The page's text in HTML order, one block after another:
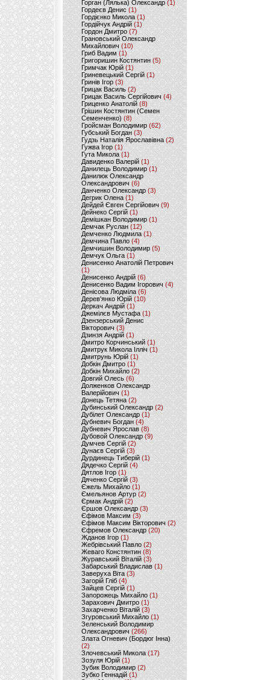
Горган (Лялька) Олександр(1)
Гордеєв Денис (1)
Гордієнко Микола (1)
Гордійчук Андрій (1)
Гордон Дмитро (7)
Грановський Олександр
Михайлович (10)
Гриб Вадим (1)
Григоришин Костянтин (5)
Гримчак Юрій(1)
Гриневецький Сергій(1)
Гринів Ігор (3)
Грицак Василь (2)
Грицак Василь Сергійович (4)
Гриценко Анатолій (8)
Грішин Костянтин (Семен
Семенченко)(8)
Гройсман Володимир(62)
Губський Богдан (3)
Гудзь Наталія Ярославівна(2)
Гужва Ігор (1)
Гута Микола (1)
Давиденко Валерій (1)
Данилець Володимир(1)
Данилюк Олександр
Олександрович (6)
Данченко Олександр (3)
Дегрик Олена(1)
Дейдей Євген Сергійович(9)
Дейнеко Сергій (1)
Демішкан Володимир(1)
Демчак Руслан (12)
Демченко Людмила (1)
Демчина Павло (4)
Демчишин Володимир (5)
Демчук Ольга(1)
Денисенко Анатолій Петрович
(1)
Денисенко Андрій (6)
Денисенко Вадим Ігорович (4)
Денісова Людміла(6)
Дерев'янко Юрій(10)
Деркач Андрій(1)
Джемілєв Мустафа (1)
Дзензерський Денис
Вікторович (3)
Дзинзя Андрій (1)
Дмитро Корчинський (1)
Дмитрук Микола Ілліч (1)
Дмитрунь Юрій (1)
Добкін Дмитро(1)
Добкін Михайло (2)
Довгий Олесь (6)
Долженков Олександр
Валерійович (1)
Донець Тетяна (2)
Дубинський Олександр(2)
Дубілет Олександр (1)
Дубневич Богдан (4)
Дубневич Ярослав (8)
Дубовой Олександр(9)
Думчев Сергій (2)
Дунаєв Сергій(3)
Дурдинець Тиберій (1)
Дядечко Сергій (4)
Дятлов Ігор (1)
Дяченко Сергій (3)
Єжель Михайло (1)
Ємельянов Артур (2)
Єрмак Андрій (2)
Єршов Олександр (3)
Єфімов Максим (3)
Єфімов Максим Вікторович (2)
Єфремов Олександр (20)
Жданов Ігор (1)
Жебрівський Павло (2)
Жеваго Констянтин (8)
Журавський Віталій (3)
Забарський Владислав (1)
Заверуха Віта (3)
Загорій Гліб (4)
Зайцев Сергій(1)
Запорожець Михайло (1)
Зарахович Дмитро (1)
Захарченко Віталій (3)
Згуровський Михайло (1)
Зеленський Володимир
Олександрович (266)
Злата Огневич (Бордюг Інна)
(2)
Злочевський Микола(17)
Зозуля Юрій (1)
Зубик Володимир (2)
Зубко Геннадій (1)